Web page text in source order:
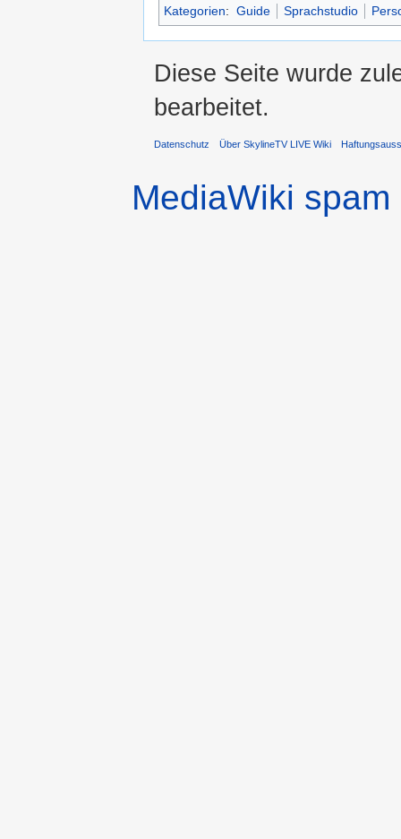
Kategorien: Guide Sprachstudio
Diese Seite wurde
bearbeitet.
Datenschutz Über SkylineTV LIVE Wiki
MediaWiki spam